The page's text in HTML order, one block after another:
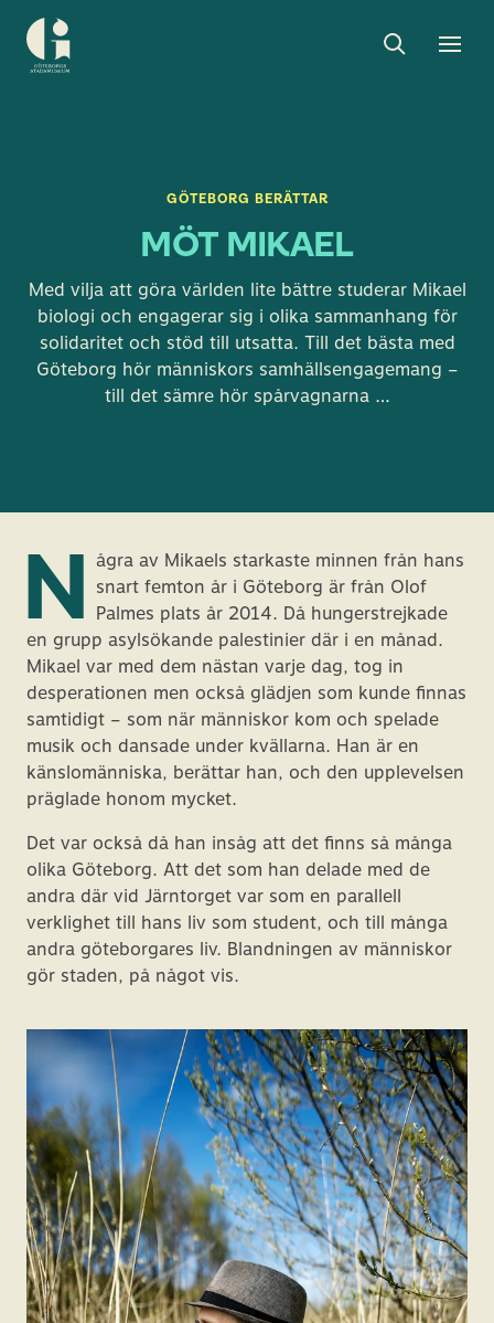
Göteborgs
Toggle
GÖTEBORG BERÄTTAR
MÖT MIKAEL
Med vilja att göra världen lite bättre studerar Mikael
biologi och engagerar sig i olika sammanhang för
solidaritet och stöd till utsatta. Till det bästa med
Göteborg hör människors samhällsengagemang –
till det sämre hör spårvagnarna …
N ågra av Mikaels starkaste minnen från hans
snart femton år i Göteborg är från Olof
Palmes plats år 2014. Då hungerstrejkade
en grupp asylsökande palestinier där i en månad.
Mikael var med dem nästan varje dag, tog in
desperationen men också glädjen som kunde finnas
samtidigt – som när människor kom och spelade
musik och dansade under kvällarna. Han är en
känslomänniska, berättar han, och den upplevelsen
präglade honom mycket.
Det var också då han insåg att det finns så många
olika Göteborg. Att det som han delade med de
andra där vid Järntorget var som en parallell
verklighet till hans liv som student, och till många
andra göteborgares liv. Blandningen av människor
gör staden, på något vis.